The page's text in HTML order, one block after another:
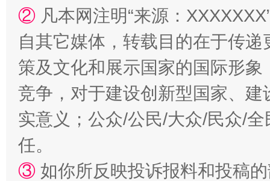
② 凡本网注明“来源：
自其它媒体，转载目的在于传
策及文化和展示国家的国际形
竞争，对于建设创新型国家、
实意义；公众/公民/大众/民众/
任。
③ 如你所反映投诉报料和投稿